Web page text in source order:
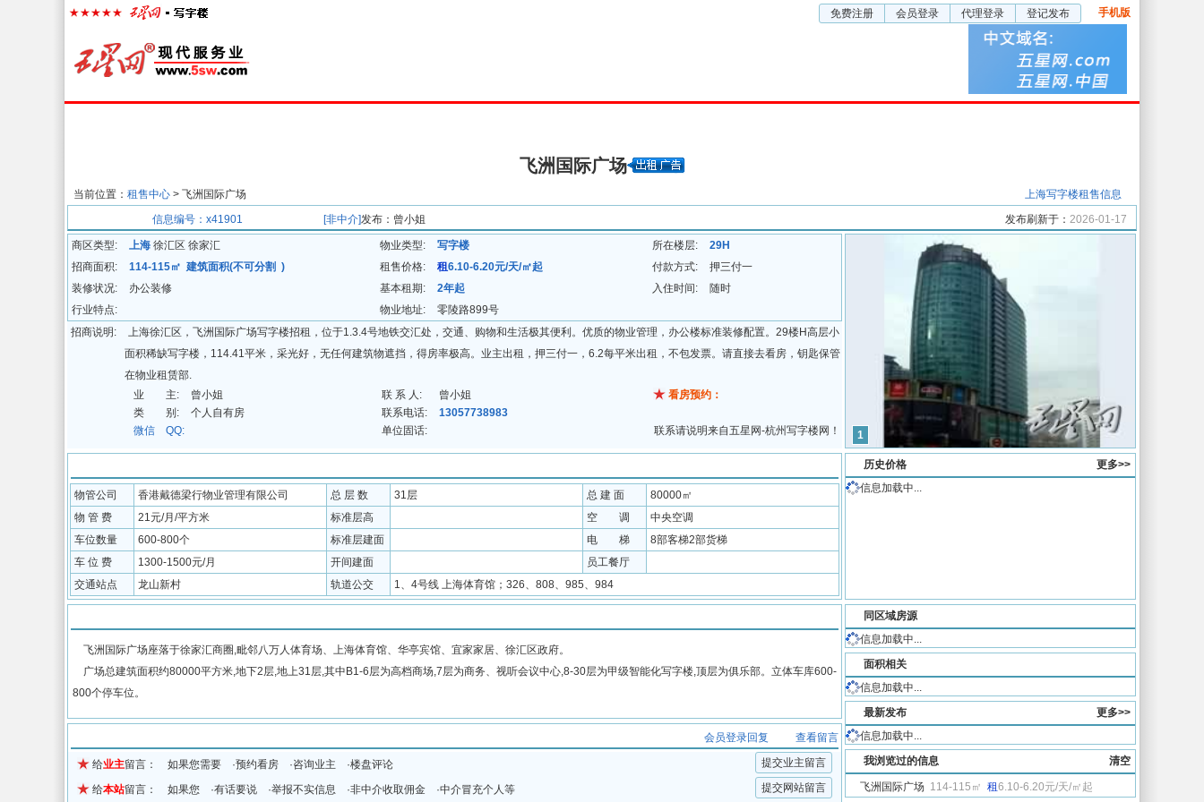
免费注册 会员登录 代理登录 登记发布 手机版
飞洲国际广场
当前位置： 租售中心 > 飞洲国际广场
上海写字楼租售信息
信息编号：x41901 [非中介]发布：曾小姐 发布刷新于： 2026-01-17
商区类型: 上海 徐汇区 徐家汇 物业类型: 写字楼 所在楼层:
29H
招商面积:
114-115㎡ 建筑面积(不可分割 ) 租售价格: 租6.10-6.20元/天/㎡起 付款方式:
押三付一
装修状况:
办公装修 基本租期: 2年起 入住时间:
随时
行业特点:
物业地址:
零陵路899号
招商说明:
上海徐汇区，飞洲国际广场写字楼招租，位于1.3.4号地铁交汇处，交通、购物和生活极其便利。优质的物业管理，办公楼标准装修配置。29楼H高层小
面积稀缺写字楼，114.41平米，采光好，无任何建筑物遮挡，得房率极高。业主出租，押三付一，6.2每平米出租，不包发票。请直接去看房，钥匙保管
在物业租赁部.
业 主:
曾小姐 联 系 人: 曾小姐
看房预约：
类 别:
个人自有房 联系电话:
13057738983
微信 QQ:
单位固话: 联系请说明来自五星网-杭州写字楼网！
物管公司 香港戴德梁行物业管理有限公司 总 层 数 31层 总 建 面
80000㎡
物 管 费
21元/月/平方米 标准层高 空 调
中央空调
车位数量
600-800个 标准层建面 电 梯
8部客梯2部货梯
车 位 费
1300-1500元/月 开间建面
员工餐厅
交通站点
龙山新村 轨道公交 1、4号线 上海体育馆；326、808、985、984
飞洲国际广场座落于徐家汇商圈,毗邻八万人体育场、上海体育馆、华亭宾馆、宜家家居、徐汇区政府。
广场总建筑面积约80000平方米,地下2层,地上31层,其中B1-6层为高档商场,7层为商务、视听会议中心,8-30层为甲级智能化写字楼,顶层为俱乐部。立体车库600-
800个停车位。
查看留言
会员登录回复
给业主留言： 如果您需要 ·预约看房 ·咨询业主 ·楼盘评论 提交业主留言
给本站留言： 如果您 ·有话要说 ·举报不实信息 ·非中介收取佣金 ·中介冒充个人等 提交网站留言
1
更多>>
历史价格
信息加载中...
同区域房源
信息加载中...
面积相关
信息加载中...
更多>>
最新发布
信息加载中...
清空
我浏览过的信息
飞洲国际广场 114-115㎡ 租6.10-6.20元/天/㎡起